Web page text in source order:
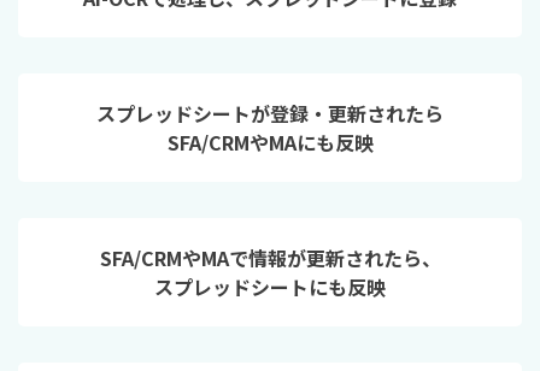
スプレッドシートが登録・更新されたら
SFA/CRMやMAにも反映
SFA/CRMやMAで情報が更新されたら、
スプレッドシートにも反映